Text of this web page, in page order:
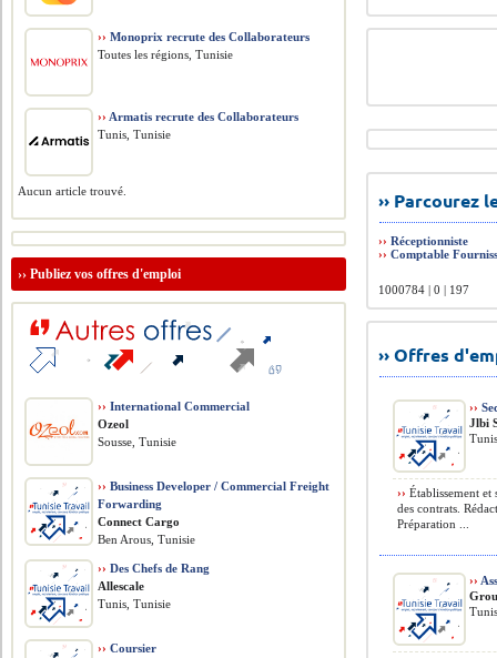
››
››Réceptionniste
››Comptable
1000784 | 0 | 197
›› Offres
››
Jlbi
›› Établissement
des contrats.
Préparation ...
››
›› Monoprix recrute des Collaborateurs
Toutes les régions, Tunisie
›› Armatis recrute des Collaborateurs
Tunis, Tunisie
Aucun article trouvé.
››Publiez vos offres d'emploi
›› International Commercial
Ozeol
Sousse, Tunisie
›› Business Developer / Commercial Freight
Forwarding
Connect Cargo
Ben Arous, Tunisie
›› Des Chefs de Rang
Allescale
Tunis, Tunisie
›› Coursier